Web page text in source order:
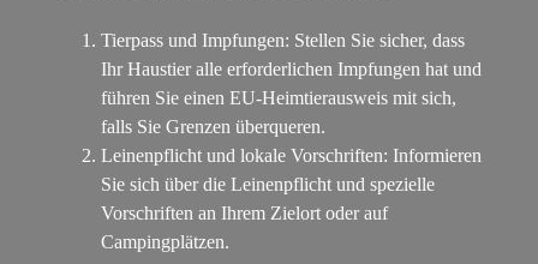
Tierpass und Impfungen: Stellen Sie sicher, dass
Ihr Haustier alle erforderlichen Impfungen hat und
führen Sie einen EU-Heimtierausweis mit sich,
falls Sie Grenzen überqueren.
Leinenpflicht und lokale Vorschriften: Informieren
Sie sich über die Leinenpflicht und spezielle
Vorschriften an Ihrem Zielort oder auf
Campingplätzen.